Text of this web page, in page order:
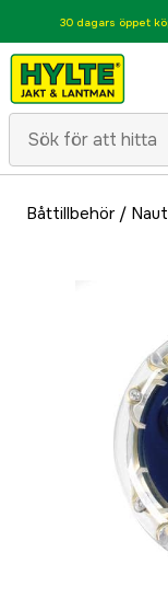
30 dagars öppet
Båttillbehör/